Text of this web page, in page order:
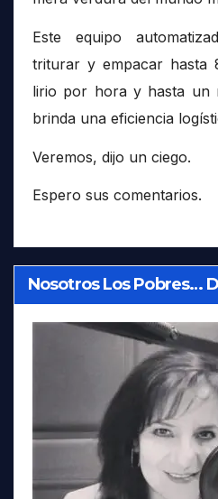
Este equipo
triturar y empacar hasta
lirio por hora y hasta un
brinda una eficiencia
Veremos, dijo un ciego.
Espero sus comentarios.
Nosotros Los Pobres…